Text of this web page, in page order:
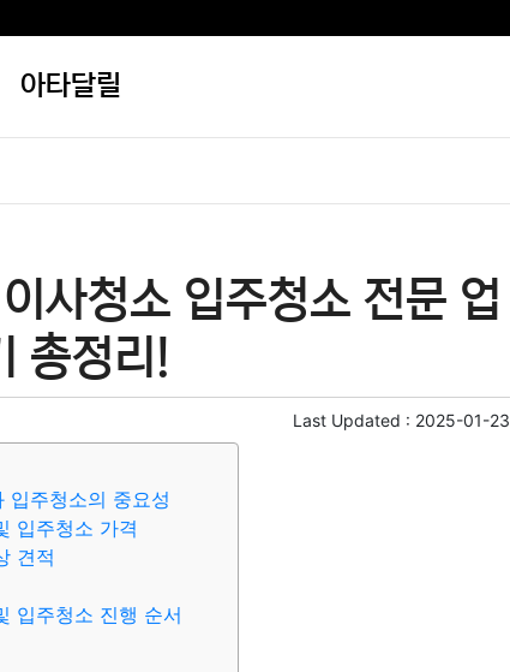
아타달릴
사청소 입주청소 전문 업
총정리!
Last Updated : 2025-01-23
입주청소의 중요성
입주청소 가격
견적
입주청소 진행 순서